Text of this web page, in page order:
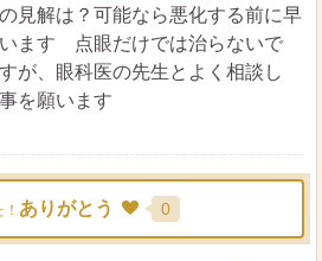
見解は？可能なら悪化する前に早
ます 点眼だけでは治らないで
が、眼科医の先生とよく相談し
を願います
ありがとう 0